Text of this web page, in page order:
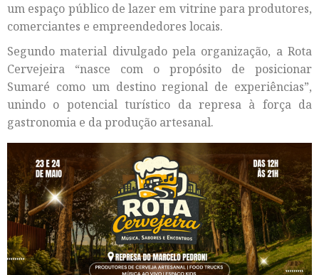
um espaço público de lazer em vitrine para produtores,
comerciantes e empreendedores locais.
Segundo material divulgado pela organização, a Rota
Cervejeira “nasce com o propósito de posicionar
Sumaré como um destino regional de experiências”,
unindo o potencial turístico da represa à força da
gastronomia e da produção artesanal.